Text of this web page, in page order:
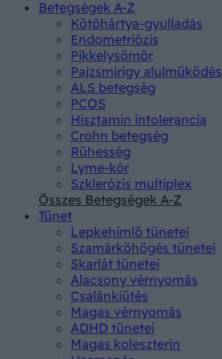
Betegségek A-Z
Kötőhártya-gyulladás
Endometriózis
Pikkelysömör
Pajzsmirigy alulműködés
ALS betegség
PCOS
Hisztamin intolerancia
Crohn betegség
Rühesség
Lyme-kór
Szklerózis multiplex
Összes Betegségek A-Z
Tünet
Lepkehimlő tünetei
Szamárköhögés tünetei
Skarlát tünetei
Alacsony vérnyomás
Csalánkiütés
Magas vérnyomás
ADHD tünetei
Magas koleszterin